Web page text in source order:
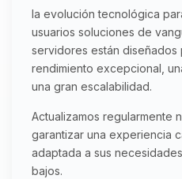
la evolución tecnológica
usuarios soluciones de
servidores están diseñados
rendimiento excepcional,
una gran escalabilidad.
Actualizamos regularmente
garantizar una experiencia
adaptada a sus
bajos.